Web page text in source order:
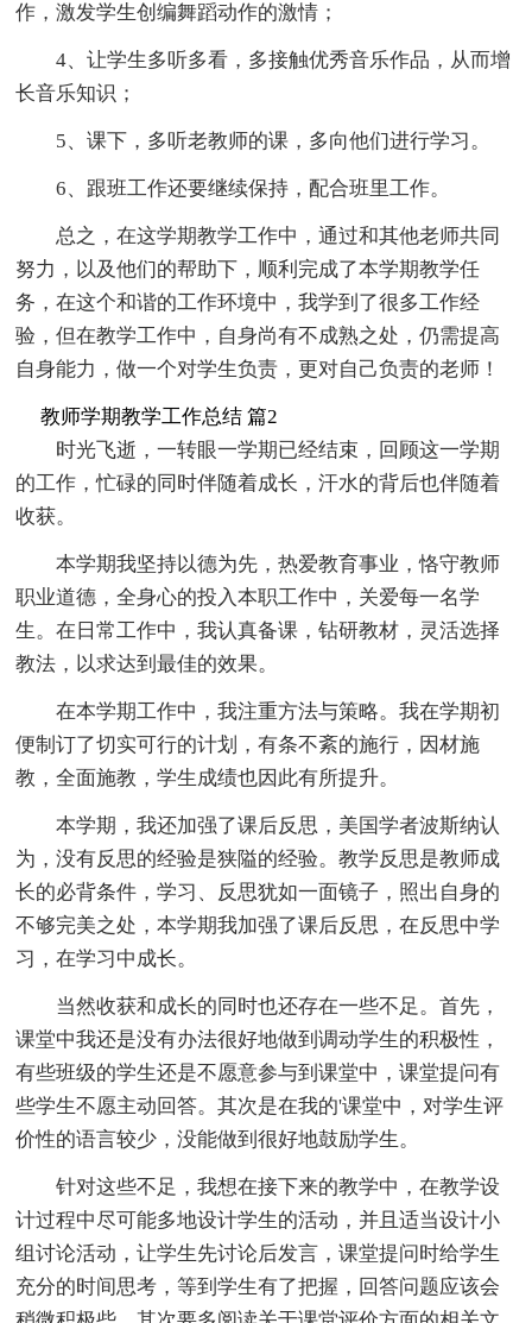
作，激发学生创编舞蹈动作的激情；
4、让学生多听多看，多接触优秀音乐作品，从而增
长音乐知识；
5、课下，多听老教师的课，多向他们进行学习。
6、跟班工作还要继续保持，配合班里工作。
总之，在这学期教学工作中，通过和其他老师共同
努力，以及他们的帮助下，顺利完成了本学期教学任
务，在这个和谐的工作环境中，我学到了很多工作经
验，但在教学工作中，自身尚有不成熟之处，仍需提高
自身能力，做一个对学生负责，更对自己负责的老师！
教师学期教学工作总结 篇2
时光飞逝，一转眼一学期已经结束，回顾这一学期
的工作，忙碌的同时伴随着成长，汗水的背后也伴随着
收获。
本学期我坚持以德为先，热爱教育事业，恪守教师
职业道德，全身心的投入本职工作中，关爱每一名学
生。在日常工作中，我认真备课，钻研教材，灵活选择
教法，以求达到最佳的效果。
在本学期工作中，我注重方法与策略。我在学期初
便制订了切实可行的计划，有条不紊的施行，因材施
教，全面施教，学生成绩也因此有所提升。
本学期，我还加强了课后反思，美国学者波斯纳认
为，没有反思的经验是狭隘的经验。教学反思是教师成
长的必背条件，学习、反思犹如一面镜子，照出自身的
不够完美之处，本学期我加强了课后反思，在反思中学
习，在学习中成长。
当然收获和成长的同时也还存在一些不足。首先，
课堂中我还是没有办法很好地做到调动学生的积极性，
有些班级的学生还是不愿意参与到课堂中，课堂提问有
些学生不愿主动回答。其次是在我的'课堂中，对学生评
价性的语言较少，没能做到很好地鼓励学生。
针对这些不足，我想在接下来的教学中，在教学设
计过程中尽可能多地设计学生的活动，并且适当设计小
组讨论活动，让学生先讨论后发言，课堂提问时给学生
充分的时间思考，等到学生有了把握，回答问题应该会